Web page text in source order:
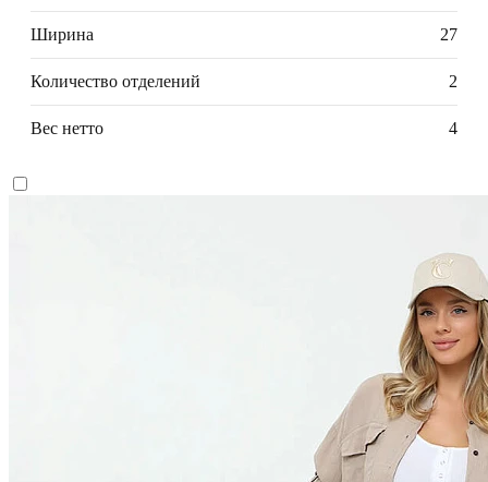
Ширина 27
Количество отделений 2
Вес нетто 4